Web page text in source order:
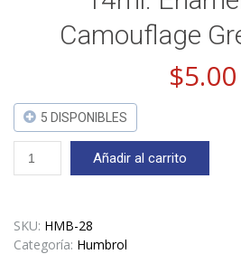
Camouflage
$5.00
5 DISPONIBLES
14ml.
Enamel
Grey
Tinlets
Añadir al carrito
SKU: HMB-28
Categoría: Humbrol